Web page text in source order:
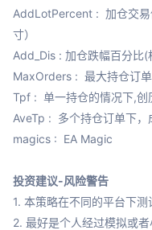
AddLotPercent :  加仓交
寸）
Add_Dis : 加仓跌幅百分比(
MaxOrders :  最大持仓订
Tpf :  单一持仓的情况下,
AveTp :  多个持仓订单下
magics :  EA Magic
投资建议-风险警告
1. 本策略在不同的平台下
2. 最好是个人经过模拟或